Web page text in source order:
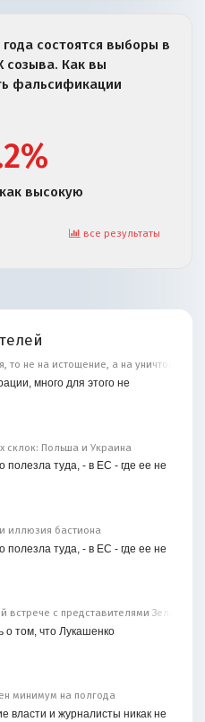
состоятся выборы в
созыва. Как вы
фальсификации
высокую
все результаты
то не на истощение, а на уничтожение
много для этого не
склок: Польша и Украина
туда, - в ЕС - где ее не
иллюзия бастиона
туда, - в ЕС - где ее не
встрече с представителями
о том, что Лукашенко
минимум на полгода
власти и журналисты никак не